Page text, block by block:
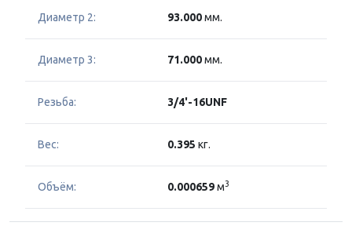
Диаметр 2: 93.000мм.
Диаметр 3: 71.000мм.
Резьба: 3/4'-16UNF
Вес: 0.395 кг.
Объём: 0.000659м3